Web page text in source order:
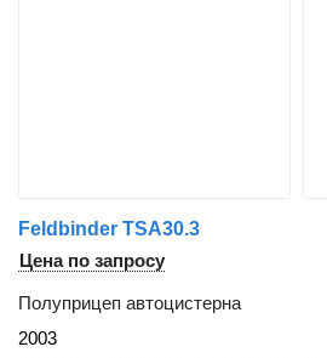
Feldbinder TSA30.3
Цена по запросу
Полуприцеп автоцистерна
2003